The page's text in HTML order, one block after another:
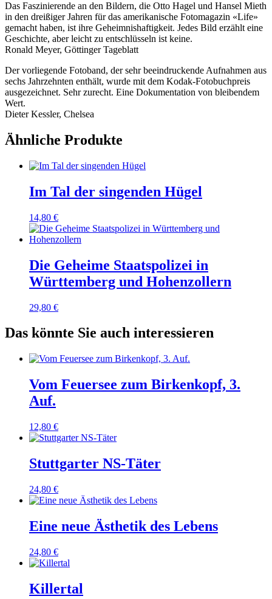
Das Faszinierende an den Bildern, die Otto Hagel und Hansel Mieth
in den dreißiger Jahren für das amerikanische Fotomagazin «Life»
gemacht haben, ist ihre Geheimnishaftigkeit. Jedes Bild erzählt eine
Geschichte, aber leicht zu entschlüsseln ist keine.
Ronald Meyer, Göttinger Tageblatt
Der vorliegende Fotoband, der sehr beeindruckende Aufnahmen aus
sechs Jahrzehnten enthält, wurde mit dem Kodak-Fotobuchpreis
ausgezeichnet. Sehr zurecht. Eine Dokumentation von bleibendem
Wert.
Dieter Kessler, Chelsea
Ähnliche Produkte
Im Tal der singenden Hügel
14,80 €
Die Geheime Staatspolizei in
Württemberg und Hohenzollern
29,80 €
Das könnte Sie auch interessieren
Vom Feuersee zum Birkenkopf, 3.
Auf.
12,80 €
Stuttgarter NS-Täter
24,80 €
Eine neue Ästhetik des Lebens
24,80 €
Killertal